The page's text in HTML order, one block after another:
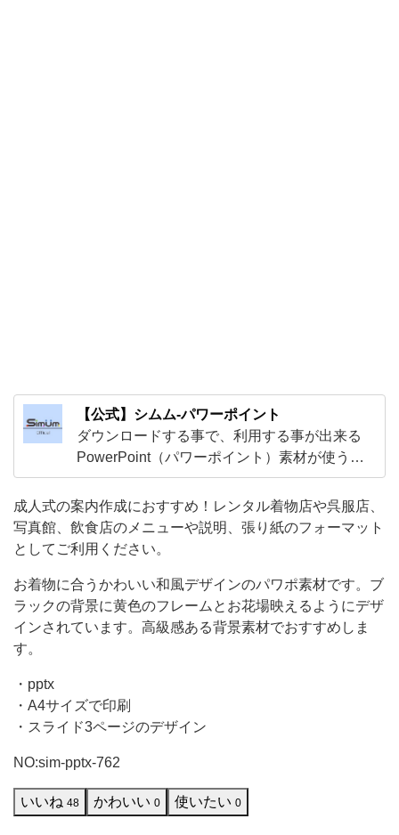
て
ご
利
用
く
だ
さ
い。
お
着
物
に
合
う
か
わ
い
【公式】シムム-パワーポイント
ダウンロードする事で、利用する事が出来る
PowerPoint（パワーポイント）素材が使う事
が出来ます！可愛いデザインからオシャレな
デザインまでビジネスでの企画書の作成など
にお役立てください。
成人式の案内作成におすすめ！レンタル着物店や呉服店、
写真館、飲食店のメニューや説明、張り紙のフォーマット
としてご利用ください。
お着物に合うかわいい和風デザインのパワポ素材です。ブ
ラックの背景に黄色のフレームとお花場映えるようにデザ
インされています。高級感ある背景素材でおすすめしま
す。
・pptx
・A4サイズで印刷
・スライド3ページのデザイン
NO:sim-pptx-762
いいね 48 かわいい 0 使いたい 0